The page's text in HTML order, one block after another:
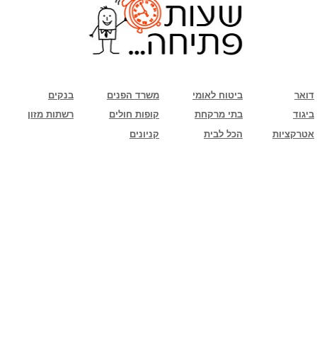
בנקים משרד הפנים ביטוח לאומי
דואר
רשתות מזון
קופות חולים בתי מרקחת
ביגוד
קניונים
הכל לבית אטרקציות